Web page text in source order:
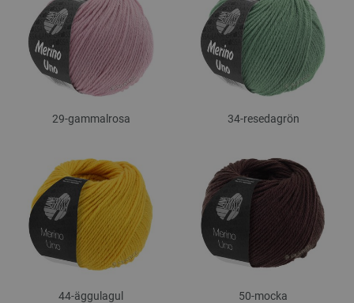
29-gammalrosa 34-resedagrön
44-äggulagul 50-mocka